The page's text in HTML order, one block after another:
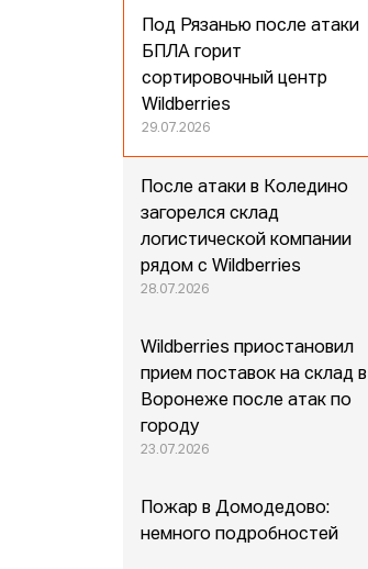
Под Рязанью после атаки
БПЛА горит
сортировочный центр
Wildberries
29.07.2026
После атаки в Коледино
загорелся склад
логистической компании
рядом с Wildberries
28.07.2026
Wildberries приостановил
прием поставок на склад в
Воронеже после атак по
городу
23.07.2026
Пожар в Домодедово:
немного подробностей